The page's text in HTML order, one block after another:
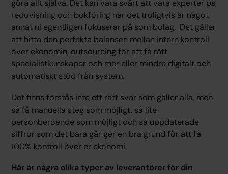
göra allt själva. Det kan vara svårt att vara experter på
redovisning och bokföring när det troligtvis är något
annat ni egentligen fokuserar på som bolag. Det gäller
att hitta den perfekta balansen mellan intern kontroll
över ekonomin, outsourcing för att få rätt
specialistkunskaper och mer eller mindre digitalt och
automatiskt stöd från system.
Det finns förstås inte ett rätt svar som gäller alla, men
så få manuella steg som möjligt, så lite
personberoende som möjligt och så uppdaterade
siffror som det bara går ger en bra grund för att få
100% kontroll över er ekonomi.
Här är några olika typer av leverantörer för din